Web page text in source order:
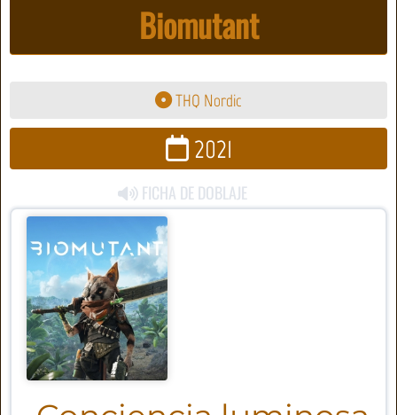
Biomutant
THQ Nordic
2021
FICHA DE DOBLAJE